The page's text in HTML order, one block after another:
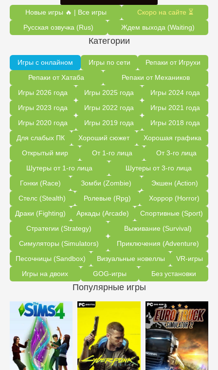
Новые игры 🔥 | Все игры
Скоро на сайте ⏳
Русская озвучка (Rus)
Ждем выхода (Waiting)
Категории
Игры с онлайном Игры по сети
Репаки от Игрухи
Репаки от Хатаба
Репаки от Механиков
Игры 2026 года
Игры 2025 года
Игры 2024 года
Игры 2023 года
Игры 2022 года
Игры 2021 года
Игры 2020 года
Игры 2019 года
Игры 2018 года
Для слабых ПК
Хороший сюжет
Хорошая графика
Открытый мир
От 1-го лица
От 3-го лица
Шутеры от 1-го лица
Шутеры от 3-го лица
Гонки (Race)
Зомби (Zombie)
Экшен (Action)
Стелс (Stealth)
Ролевые (Rpg)
Хоррор (Horror)
Драки (Fighting)
Аркады (Arcade)
Спортивные (Sport)
Стратегии (Strategy)
Выживание (Survival)
Симуляторы (Simulators)
Приключения (Adventure)
Песочницы (Sandbox)
Визуальные новеллы
VR-игры
Игры на двоих
GOG-игры Без установки
Популярные игры